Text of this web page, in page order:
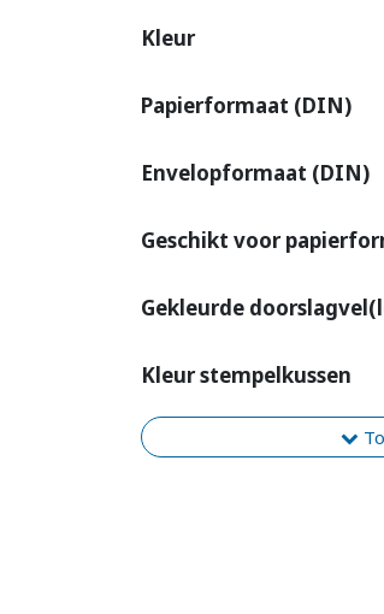
Kleur
Papierformaat (DIN)
Envelopformaat (DIN)
Geschikt voor
Gekleurde
Kleur stempelkussen